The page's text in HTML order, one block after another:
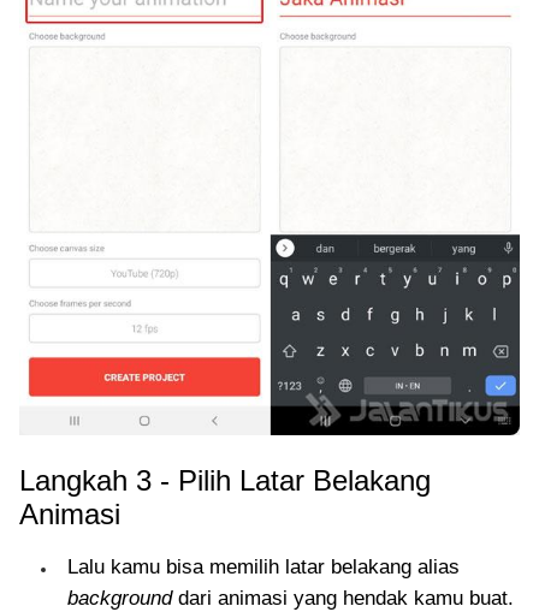
Langkah 3 - Pilih Latar Belakang
Animasi
Lalu kamu bisa memilih latar belakang alias
backgrounddari animasi yang hendak kamu buat.